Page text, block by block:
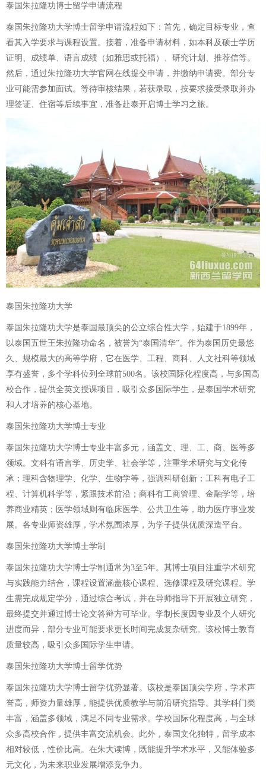
泰国朱拉隆功博士留学申请流程
泰国朱拉隆功大学博士留学申请流程如下：首先，确定目标专业，查
看其入学要求与课程设置。接着，准备申请材料，如本科及硕士学历
证明、成绩单、语言成绩（如雅思或托福）、研究计划、推荐信等。
然后，通过朱拉隆功大学官网在线提交申请，并缴纳申请费。部分专
业可能需参加面试。等待审核结果，若获录取，按要求接受录取并办
理签证、住宿等后续事宜，准备赴泰开启博士学习之旅。
泰国朱拉隆功大学
泰国朱拉隆功大学是泰国最顶尖的公立综合性大学，始建于1899年，
以泰国五世王朱拉隆功命名，被誉为“泰国清华”。作为泰国历史最悠
久、规模最大的高等学府，它在医学、工程、商科、人文社科等领域
享有盛誉，多个学科位列全球前500名。该校国际化程度高，与多国高
校合作，提供全英文授课项目，吸引众多国际学生，是泰国学术研究
和人才培养的核心基地。
泰国朱拉隆功大学博士专业
泰国朱拉隆功大学博士专业丰富多元，涵盖文、理、工、商、医等多
领域。文科有语言学、历史学、社会学等，注重学术研究与文化传
承；理科含物理学、化学、生物学等，强调科研创新；工科有电子工
程、计算机科学等，紧跟技术前沿；商科有工商管理、金融学等，培
养商业精英；医学领域则有临床医学、公共卫生等，助力医疗事业发
展。各专业师资雄厚，学术氛围浓厚，为学子提供优质深造平台。
泰国朱拉隆功大学博士学制
泰国朱拉隆功大学博士学制通常为3至5年。其博士项目注重学术研究
与实践能力结合，课程设置涵盖核心课程、选修课程及研究课程。学
生需完成规定学分，通过综合考试，并在导师指导下开展独立研究，
最终提交并通过博士论文答辩方可毕业。学制长度因专业及个人研究
进度而异，部分专业可能要求更长时间完成复杂研究。该校博士教育
质量较高，吸引众多国际学生申请。
泰国朱拉隆功大学博士留学优势
泰国朱拉隆功大学博士留学优势显著。该校是泰国顶尖学府，学术声
誉高，师资力量雄厚，能提供优质教学与前沿研究指导。其学科门类
丰富，涵盖多领域，满足不同专业需求。学校国际化程度高，与全球
众多高校合作，提供丰富交流机会。此外，泰国文化独特，留学成本
相对较低，性价比高。在朱大读博，既能提升学术水平，又能体验多
元文化，为未来职业发展增添竞争力。